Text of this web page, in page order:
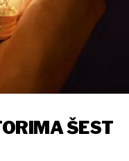
ŠEST